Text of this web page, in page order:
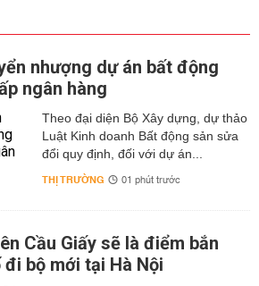
nhượng dự án bất động
ngân hàng
Theo đại diện Bộ Xây dựng, dự thảo
Luật Kinh doanh Bất động sản sửa
đổi quy định, đối với dự án...
THỊ TRƯỜNG 01 phút trước
Cầu Giấy sẽ là điểm bắn
bộ mới tại Hà Nội